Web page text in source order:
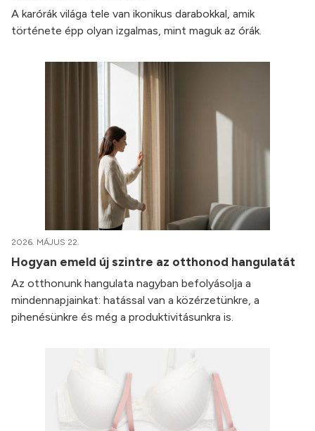
A karórák világa tele van ikonikus darabokkal, amik
története épp olyan izgalmas, mint maguk az órák.
2026. MÁJUS 22.
Hogyan emeld új szintre az otthonod hangulatát
Az otthonunk hangulata nagyban befolyásolja a
mindennapjainkat: hatással van a közérzetünkre, a
pihenésünkre és még a produktivitásunkra is.